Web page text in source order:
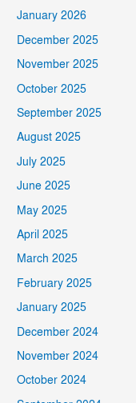
January 2026
December 2025
November 2025
October 2025
September 2025
August 2025
July 2025
June 2025
May 2025
April 2025
March 2025
February 2025
January 2025
December 2024
November 2024
October 2024